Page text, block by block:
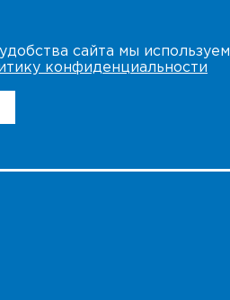
сайта мы используем
конфиденциальности